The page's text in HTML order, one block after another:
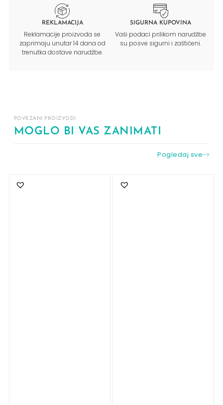
REKLAMACIJA
Reklamacije proizvoda se
zaprimaju unutar 14 dana od
trenutka dostave narudžbe.
SIGURNA KUPOVINA
Vaši podaci prilikom narudžbe
su posve sigurni i zaštićeni.
POVEZANI PROIZVODI
MOGLO BI VAS ZANIMATI
Pogledaj sve